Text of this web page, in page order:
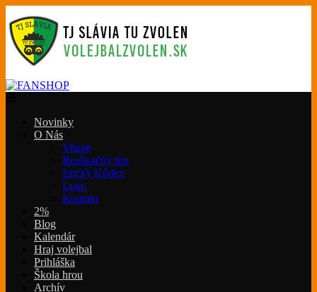
Novinky
O Nás
Vitajte
Realizačný tím
Etický Kódex
Logo
Kontakt
2%
Blog
Kalendár
Hraj volejbal
Prihláška
Škola hrou
Archív